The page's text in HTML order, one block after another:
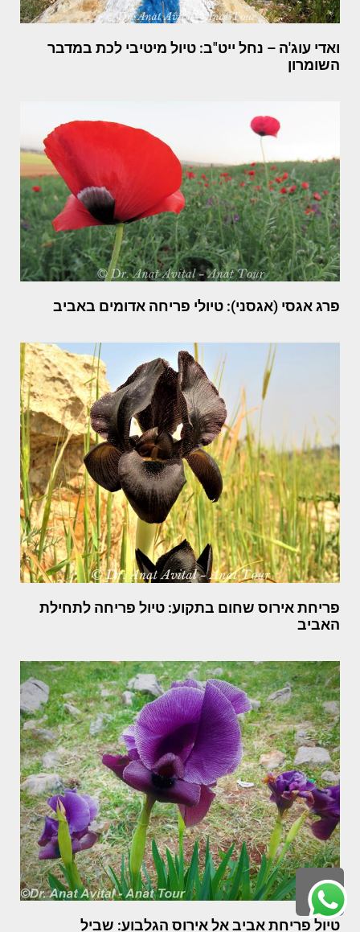
ואדי עוג'ה – נחל ייט"ב: טיול מיטיבי לכת במדבר
השומרון
פרג אגסי (אגסני): טיולי פריחה אדומים באביב
פריחת אירוס שחום בתקוע: טיול פריחה לתחילת
האביב
טיול פריחת אביב אל אירוס הגלבוע: שביל
גלילה
לראש
העמוד